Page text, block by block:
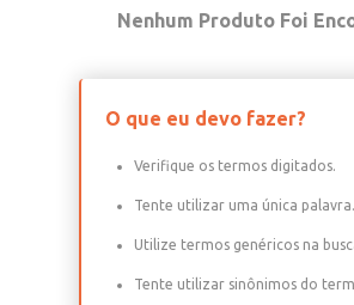
O que eu devo fazer?
Verifique os termos digitados.
Tente utilizar uma única palavra.
Utilize termos genéricos na
Tente utilizar sinônimos do